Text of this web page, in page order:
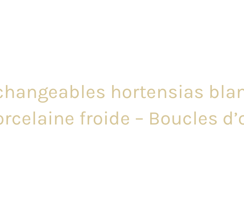
hortensias
froide – Boucles